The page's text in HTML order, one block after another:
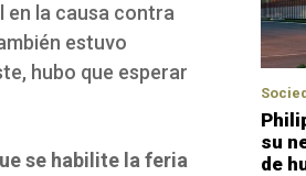
en la causa contra
estuvo
hubo que esperar
se habilite la feria
su
de